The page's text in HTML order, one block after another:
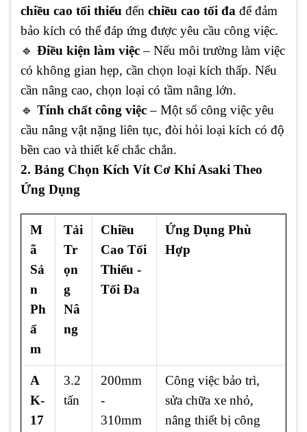
chiều cao tối thiểu đến chiều cao tối đa để đảm
bảo kích có thể đáp ứng được yêu cầu công việc.
🔹 Điều kiện làm việc– Nếu môi trường làm việc
có không gian hẹp, cần chọn loại kích thấp. Nếu
cần nâng cao, chọn loại có tầm nâng lớn.
🔹 Tính chất công việc– Một số công việc yêu
cầu nâng vật nặng liên tục, đòi hỏi loại kích có độ
bền cao và thiết kế chắc chắn.
2. Bảng Chọn Kích Vít Cơ Khí Asaki Theo
Ứng Dụng
M
ã
Sả
n
Ph
ẩ
m
Tải
Tr
ọn
g
Nâ
ng
Chiều
Cao Tối
Thiểu -
Tối Đa
Ứng Dụng Phù
Hợp
A
K-
17
3.2
tấn
200mm
-
310mm
Công việc bảo trì,
sửa chữa xe nhỏ,
nâng thiết bị công